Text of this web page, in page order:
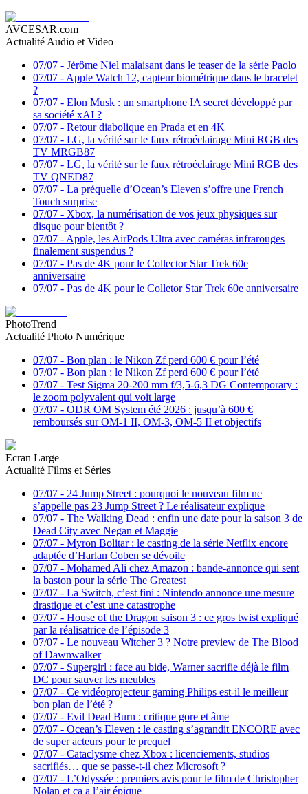
AVCESAR.com
Actualité Audio et Video
07/07 - Jérôme Niel malaisant dans le teaser de la série Paolo
07/07 - Apple Watch 12, capteur biométrique dans le bracelet
?
07/07 - Elon Musk : un smartphone IA secret développé par
sa société xAI ?
07/07 - Retour diabolique en Prada et en 4K
07/07 - LG, la vérité sur le faux rétroéclairage Mini RGB des
TV MRGB87
07/07 - LG, la vérité sur le faux rétroéclairage Mini RGB des
TV QNED87
07/07 - La préquelle d’Ocean’s Eleven s’offre une French
Touch surprise
07/07 - Xbox, la numérisation de vos jeux physiques sur
disque pour bientôt ?
07/07 - Apple, les AirPods Ultra avec caméras infrarouges
finalement suspendus ?
07/07 - Pas de 4K pour le Collector Star Trek 60e
anniversaire
07/07 - Pas de 4K pour le Colletor Star Trek 60e anniversaire
PhotoTrend
Actualité Photo Numérique
07/07 - Bon plan : le Nikon Zf perd 600 € pour l’été
07/07 - Bon plan : le Nikon Zf perd 600 € pour l’été
07/07 - Test Sigma 20-200 mm f/3,5-6,3 DG Contemporary :
le zoom polyvalent qui voit large
07/07 - ODR OM System été 2026 : jusqu’à 600 €
remboursés sur OM-1 II, OM-3, OM-5 II et objectifs
Ecran Large
Actualité Films et Séries
07/07 - 24 Jump Street : pourquoi le nouveau film ne
s’appelle pas 23 Jump Street ? Le réalisateur explique
07/07 - The Walking Dead : enfin une date pour la saison 3 de
Dead City avec Negan et Maggie
07/07 - Myron Bolitar : le casting de la série Netflix encore
adaptée d’Harlan Coben se dévoile
07/07 - Mohamed Ali chez Amazon : bande-annonce qui sent
la baston pour la série The Greatest
07/07 - La Switch, c’est fini : Nintendo annonce une mesure
drastique et c’est une catastrophe
07/07 - House of the Dragon saison 3 : ce gros twist expliqué
par la réalisatrice de l’épisode 3
07/07 - Le nouveau Witcher 3 ? Notre preview de The Blood
of Dawnwalker
07/07 - Supergirl : face au bide, Warner sacrifie déjà le film
DC pour sauver les meubles
07/07 - Ce vidéoprojecteur gaming Philips est-il le meilleur
bon plan de l’été ?
07/07 - Evil Dead Burn : critique gore et âme
07/07 - Ocean’s Eleven : le casting s’agrandit ENCORE avec
de super acteurs pour le prequel
07/07 - Cataclysme chez Xbox : licenciements, studios
sacrifiés… que se passe-t-il chez Microsoft ?
07/07 - L’Odyssée : premiers avis pour le film de Christopher
Nolan et ça a l’air épique